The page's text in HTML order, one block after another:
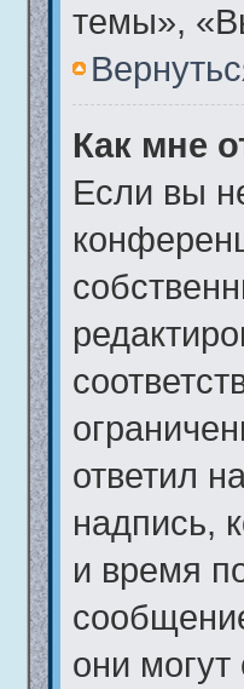
темы»,
Как мне
Если вы
ответил
надпись,
и время
они